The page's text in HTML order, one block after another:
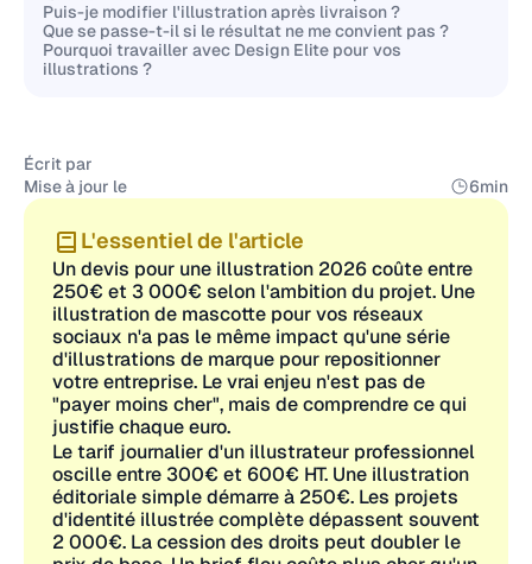
Puis-je modifier l'illustration après livraison ?
Que se passe-t-il si le résultat ne me convient pas ?
Pourquoi travailler avec Design Elite pour vos
illustrations ?
Écrit par
Mise à jour le
6min
L'essentiel de l'article
Un devis pour une illustration 2026 coûte entre
250€ et 3 000€ selon l'ambition du projet. Une
illustration de mascotte pour vos réseaux
sociaux n'a pas le même impact qu'une série
d'illustrations de marque pour repositionner
votre entreprise. Le vrai enjeu n'est pas de
"payer moins cher", mais de comprendre ce qui
justifie chaque euro.
Le tarif journalier d'un illustrateur professionnel
oscille entre 300€ et 600€ HT. Une illustration
éditoriale simple démarre à 250€. Les projets
d'identité illustrée complète dépassent souvent
2 000€. La cession des droits peut doubler le